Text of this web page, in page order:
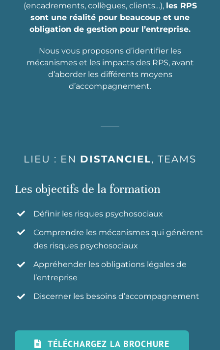
(encadrements, collègues, clients…), les RPS
sont une réalité pour beaucoup et une
obligation de gestion pour l’entreprise.
Nous vous proposons d’identifier les
mécanismes et les impacts des RPS, avant
d’aborder les différents moyens
d’accompagnement.
LIEU : EN DISTANCIEL, TEAMS
Les objectifs de la formation
Définir les risques psychosociaux
Comprendre les mécanismes qui génèrent
des risques psychosociaux
Appréhender les obligations légales de
l’entreprise
Discerner les besoins d’accompagnement
TÉLÉCHARGEZ LA BROCHURE